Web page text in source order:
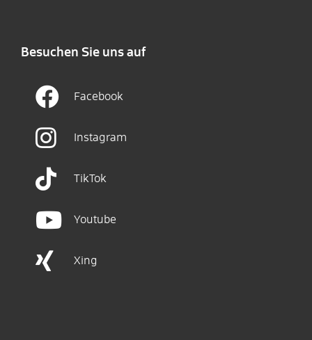
Besuchen Sie uns auf
Facebook
Instagram
TikTok
Youtube
Xing